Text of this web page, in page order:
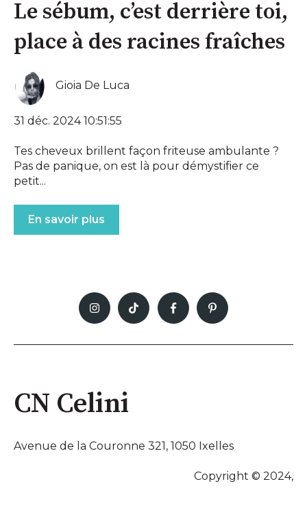
Le sébum, c’est derrière toi,
place à des racines fraîches
Gioia De Luca
31 déc. 2024 10:51:55
Tes cheveux brillent façon friteuse ambulante ?
Pas de panique, on est là pour démystifier ce
petit...
En savoir plus
CN Celini
Avenue de la Couronne 321, 1050 Ixelles
Copyright © 2024,